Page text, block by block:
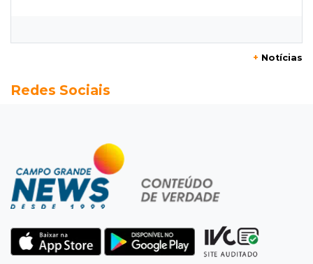
Seleções em MS têm salários de até R$ 8,2 mil;
Jardim Itatiaia
Vigia é amarrado durante roubo de carro e
dois caminhões em pátio
Corinthians vence Bragantino por 2 a 0 e sobe
para 7º no Brasileirão
+ Notícias
Redes Sociais